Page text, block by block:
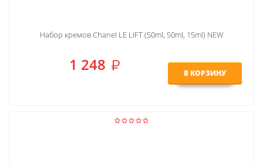
Набор кремов Chanel LE LIFT (50ml, 50ml, 15ml) NEW
1 248 В КОРЗИНУ